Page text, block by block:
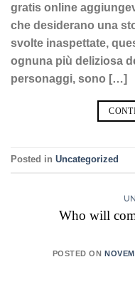
gratis online
che desiderano una
svolte inaspettate,
ognuna più deliziosa
personaggi, sono […]
Posted in Uncategorized
Who will
POSTED ON